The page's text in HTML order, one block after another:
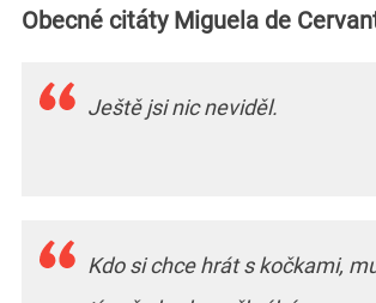
Obecné citáty Miguela de
Ještě jsi nic neviděl.
Kdo si chce hrát s kočkami,